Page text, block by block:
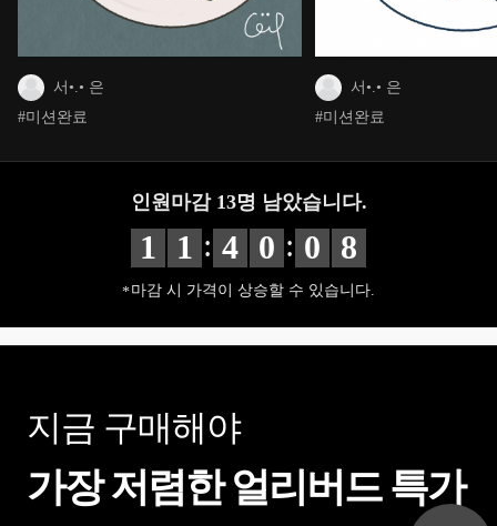
서•.• 은
#미션완료
서•.• 은
#미션완료
인원마감 13명 남았습니다.
1 1 : 4 0 : 0 6
마감 시 가격이 상승할 수 있습니다.
지금 구매해야
가장 저렴한 얼리버드 특가